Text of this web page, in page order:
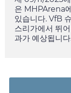
은 MHPArena
있습니다. VfB
스리가에서 뛰
과가 예상됩니